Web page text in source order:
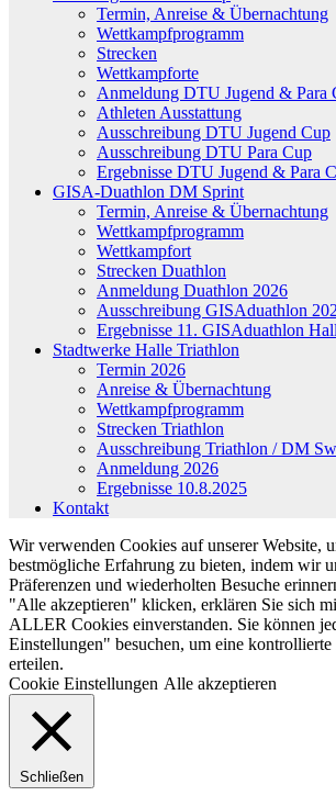
Termin, Anreise & Übernachtung
Wettkampfprogramm
Strecken
Wettkampforte
Anmeldung DTU Jugend & Para
Athleten Ausstattung
Ausschreibung DTU Jugend Cup
Ausschreibung DTU Para Cup
Ergebnisse DTU Jugend & Para
GISA-Duathlon DM Sprint
Termin, Anreise & Übernachtung
Wettkampfprogramm
Wettkampfort
Strecken Duathlon
Anmeldung Duathlon 2026
Ausschreibung GISAduathlon
Ergebnisse 11. GISAduathlon
Stadtwerke Halle Triathlon
Termin 2026
Anreise & Übernachtung
Wettkampfprogramm
Strecken Triathlon
Ausschreibung Triathlon / DM
Anmeldung 2026
Ergebnisse 10.8.2025
Kontakt
Wir verwenden Cookies auf unserer Website,
bestmögliche Erfahrung zu bieten, indem wir
Präferenzen und wiederholten Besuche
"Alle akzeptieren" klicken, erklären Sie sich
ALLER Cookies einverstanden. Sie können
Einstellungen" besuchen, um eine
erteilen.
Cookie Einstellungen Alle akzeptieren
Schließen